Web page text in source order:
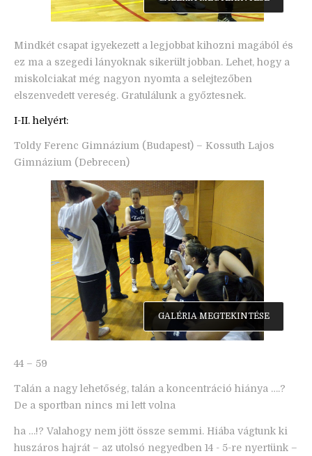
Mindkét csapat igyekezett a legjobbat kihozni magából és
ez ma a szegedi lányoknak sikerült jobban. Lehet, hogy a
miskolciakat még nagyon nyomta a selejtezőben
elszenvedett vereség. Gratulálunk a győztesnek.
I-II. helyért:
Toldy Ferenc Gimnázium (Budapest) – Kossuth Lajos
Gimnázium (Debrecen)
GALÉRIA MEGTEKINTÉSE
44 – 59
Talán a nagy lehetőség, talán a koncentráció hiánya ….?
De a sportban nincs mi lett volna
ha …!? Valahogy nem jött össze semmi. Hiába vágtunk ki
huszáros hajrát – az utolsó negyedben 14 - 5-re nyertünk –